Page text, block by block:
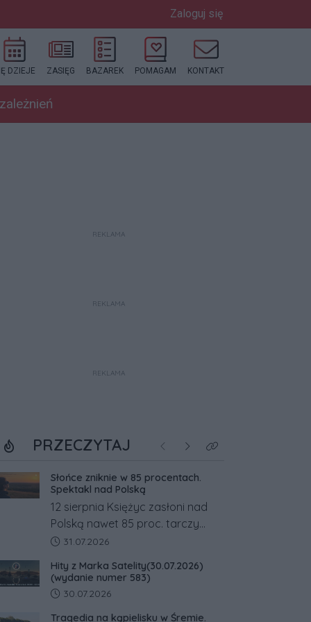
Zaloguj się
DZIEJE ZASIĘG BAZAREK POMAGAM KONTAKT
REKLAMA
REKLAMA
REKLAMA
PRZECZYTAJ Poprzednie
NastępneKliknij aby zobaczyć
Słońce zniknie w 85 procentach.
Spektakl nad Polską
12 sierpnia Księżyc zasłoni nad
Polską nawet 85 proc. tarczy
Słońca. Największe zaćmienie od
zachodem.
Data dodania artykułu:
31.07.2026
Hity z Marka Satelity(30.07.2026)
(wydanie numer 583)
Data dodania artykułu:
30.07.2026
Tragedia na kąpielisku w Śremie.